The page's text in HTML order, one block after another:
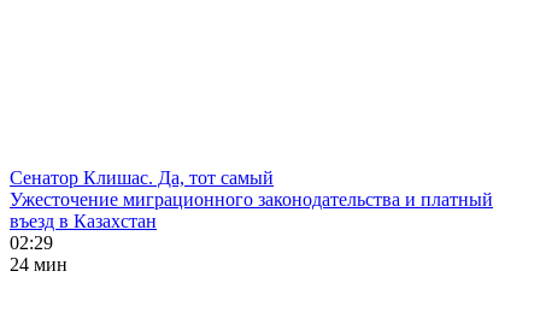
Сенатор Клишас. Да, тот самый
Ужесточение миграционного законодательства и платный
въезд в Казахстан
02:29
24 мин